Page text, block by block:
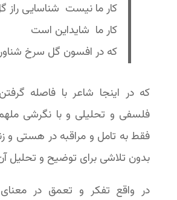
کار ما نیست شناسایی راز
کار ما شایداین است
که در افسون گل سرخ
که در اینجا شاعر با فاصله
فلسفی و تحلیلی و با نگرشی
فقط به تامل و مراقبه در هستی و
بدون تلاشی برای توضیح و تحلیل
در واقع تفکر و تعمق در